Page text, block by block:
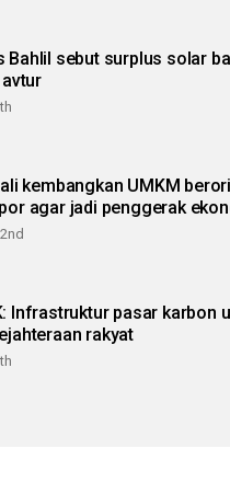
Bahlil sebut surplus solar
kembangkan UMKM
agar jadi penggerak
Infrastruktur pasar karbon
rakyat